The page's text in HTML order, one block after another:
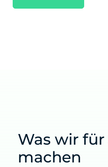
Was wir
machen